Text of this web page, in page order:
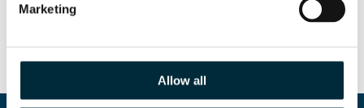
Marketing
Allow all